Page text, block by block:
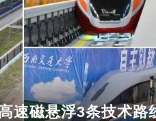
速磁悬浮3条技术路